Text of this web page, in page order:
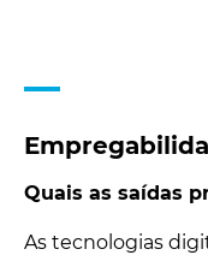
Quais as saídas
As tecnologias